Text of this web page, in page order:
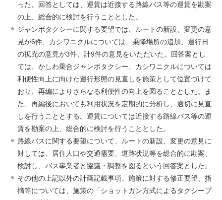
った。回答としては、運賃は近接する路線バス等の運賃を勘案
の上、総合的に検討を行うこととした。
ジャンボタクシーに関する要望では、ルートの新設、変更の意
見が6件、カシワニクルについては、乗降場所の追加、運行日
の拡充の意見が3件、計9件の意見をいただいた。回答案とし
ては、かしわ乗合ジャンボタクシー、カシワニクルについては
利便性向上に向けた運行形態の見直しを施策として位置づけて
おり、再編によりさらなる利便性の向上を図ることとした。ま
た、再編後においても利用状況を定期的に分析し、適切に見直
しを行うこととする。運賃については近接する路線バス等の運
賃を勘案の上、総合的に検討を行うこととした。
路線バスに関する要望について、ルートの新設、変更の意見に
対しては、居住人口や交通需要、道路状況等を総合的に勘案、
検討し、バス事業者と協議・調整を図るという回答案とした。
その他の上記以外の計画記載事項、施策に対する修正要望、指
摘等については、施策の「ショットガン方式によるタクシープ